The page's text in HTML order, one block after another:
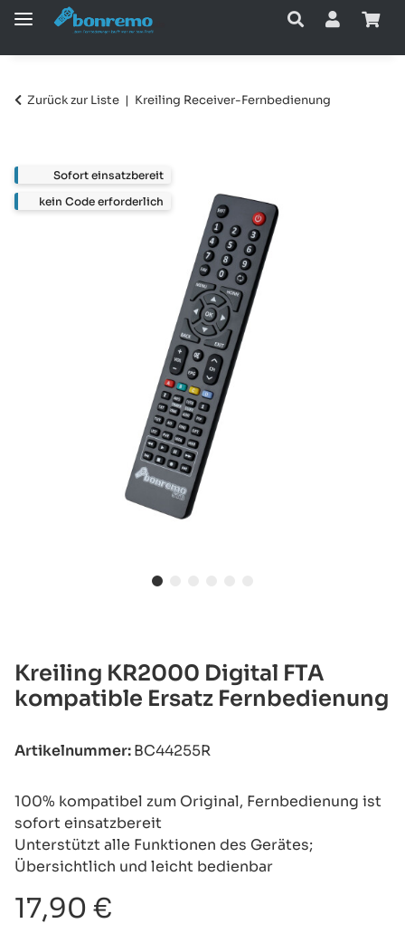
Zurück zur Liste Kreiling Receiver-Fernbedienung
Kreiling KR2000 Digital FTA
kompatible Ersatz Fernbedienung
Artikelnummer:BC44255R
100% kompatibel zum Original, Fernbedienung ist
sofort einsatzbereit
Unterstützt alle Funktionen des Gerätes;
Übersichtlich und leicht bedienbar
17,90 €